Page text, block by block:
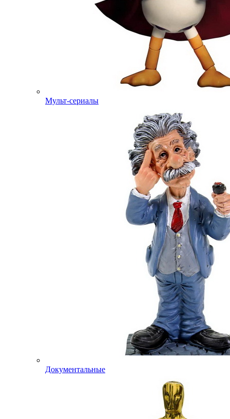
Мульт-сериалы
Документальные